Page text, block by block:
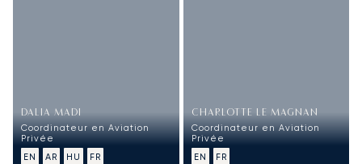
DALIA MADI
Coordinateur en Aviation
Privée
EN
AR HU FR
CHARLOTTE LE MAGNAN
Coordinateur en Aviation
Privée
EN
FR